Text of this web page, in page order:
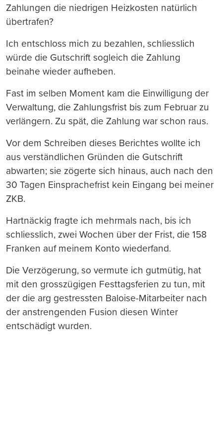
Zahlungen die niedrigen Heizkosten natürlich
übertrafen?
Ich entschloss mich zu bezahlen, schliesslich
würde die Gutschrift sogleich die Zahlung
beinahe wieder aufheben.
Fast im selben Moment kam die Einwilligung der
Verwaltung, die Zahlungsfrist bis zum Februar zu
verlängern. Zu spät, die Zahlung war schon raus.
Vor dem Schreiben dieses Berichtes wollte ich
aus verständlichen Gründen die Gutschrift
abwarten; sie zögerte sich hinaus, auch nach den
30 Tagen Einsprachefrist kein Eingang bei meiner
ZKB.
Hartnäckig fragte ich mehrmals nach, bis ich
schliesslich, zwei Wochen über der Frist, die 158
Franken auf meinem Konto wiederfand.
Die Verzögerung, so vermute ich gutmütig, hat
mit den grosszügigen Festtagsferien zu tun, mit
der die arg gestressten Baloise-Mitarbeiter nach
der anstrengenden Fusion diesen Winter
entschädigt wurden.